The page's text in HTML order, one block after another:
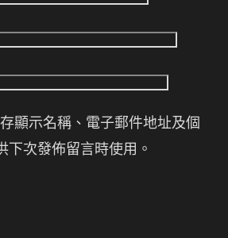
顯示名稱、電子郵件地址及個
下次發佈留言時使用。